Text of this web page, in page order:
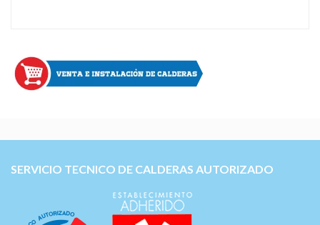
SERVICIO TECNICO DE CALDERAS AUTORIZADO